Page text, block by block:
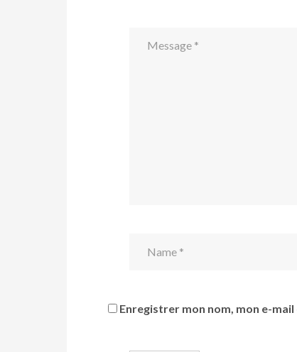
Enregistrer mon nom, mon e-